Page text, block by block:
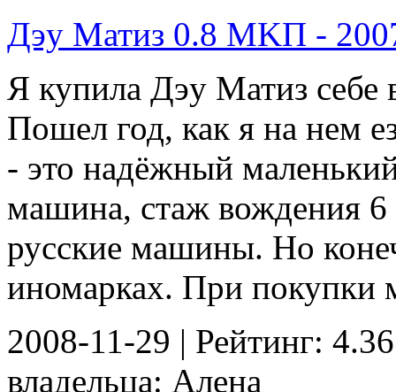
Дэу Матиз 0.8 MKП -
Я купила Дэу Матиз себе
Пошел год, как я на нем
- это надёжный
машина, стаж вождения 6
русские машины. Но
иномарках. При
2008-11-29 | Рейтинг:
владельца: Алена